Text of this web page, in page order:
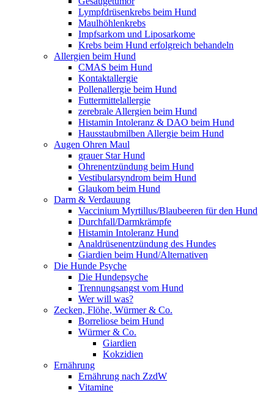
Lympfdrüsenkrebs beim Hund
Maulhöhlenkrebs
Impfsarkom und Liposarkome
Krebs beim Hund erfolgreich behandeln
Allergien beim Hund
CMAS beim Hund
Kontaktallergie
Pollenallergie beim Hund
Futtermittelallergie
zerebrale Allergien beim Hund
Histamin Intoleranz & DAO beim Hund
Hausstaubmilben Allergie beim Hund
Augen Ohren Maul
grauer Star Hund
Ohrenentzündung beim Hund
Vestibularsyndrom beim Hund
Glaukom beim Hund
Darm & Verdauung
Vaccinium Myrtillus/Blaubeeren für den Hund
Durchfall/Darmkrämpfe
Histamin Intoleranz Hund
Analdrüsenentzündung des Hundes
Giardien beim Hund/Alternativen
Die Hunde Psyche
Die Hundepsyche
Trennungsangst vom Hund
Wer will was?
Zecken, Flöhe, Würmer & Co.
Borreliose beim Hund
Würmer & Co.
Giardien
Kokzidien
Ernährung
Ernährung nach ZzdW
Vitamine